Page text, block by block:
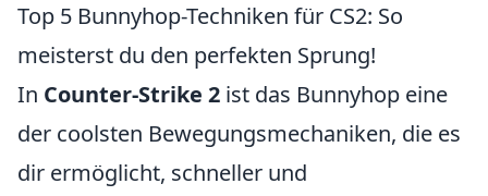
Top 5 Bunnyhop-Techniken für CS2: So
meisterst du den perfekten Sprung!
In Counter-Strike 2 ist das Bunnyhop eine
der coolsten Bewegungsmechaniken, die es
dir ermöglicht, schneller und